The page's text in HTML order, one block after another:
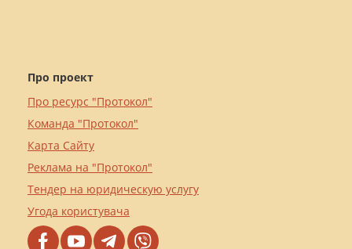
Про проект
Про ресурс "Протокол"
Команда "Протокол"
Карта Сайту
Реклама на "Протокол"
Тендер на юридическую услугу
Угода користувача